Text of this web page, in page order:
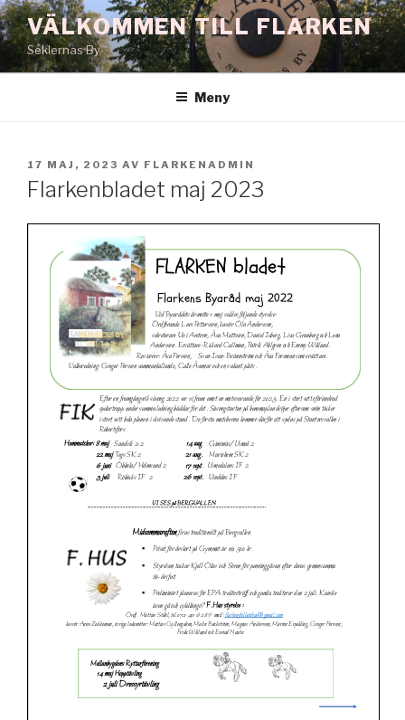
Hoppa
till
innehåll
VÄLKOMMEN TILL FLARKEN
Seklernas By
Meny
PUBLICERAT
17 MAJ, 2023 AV FLARKENADMIN
Flarkenbladet maj 2023